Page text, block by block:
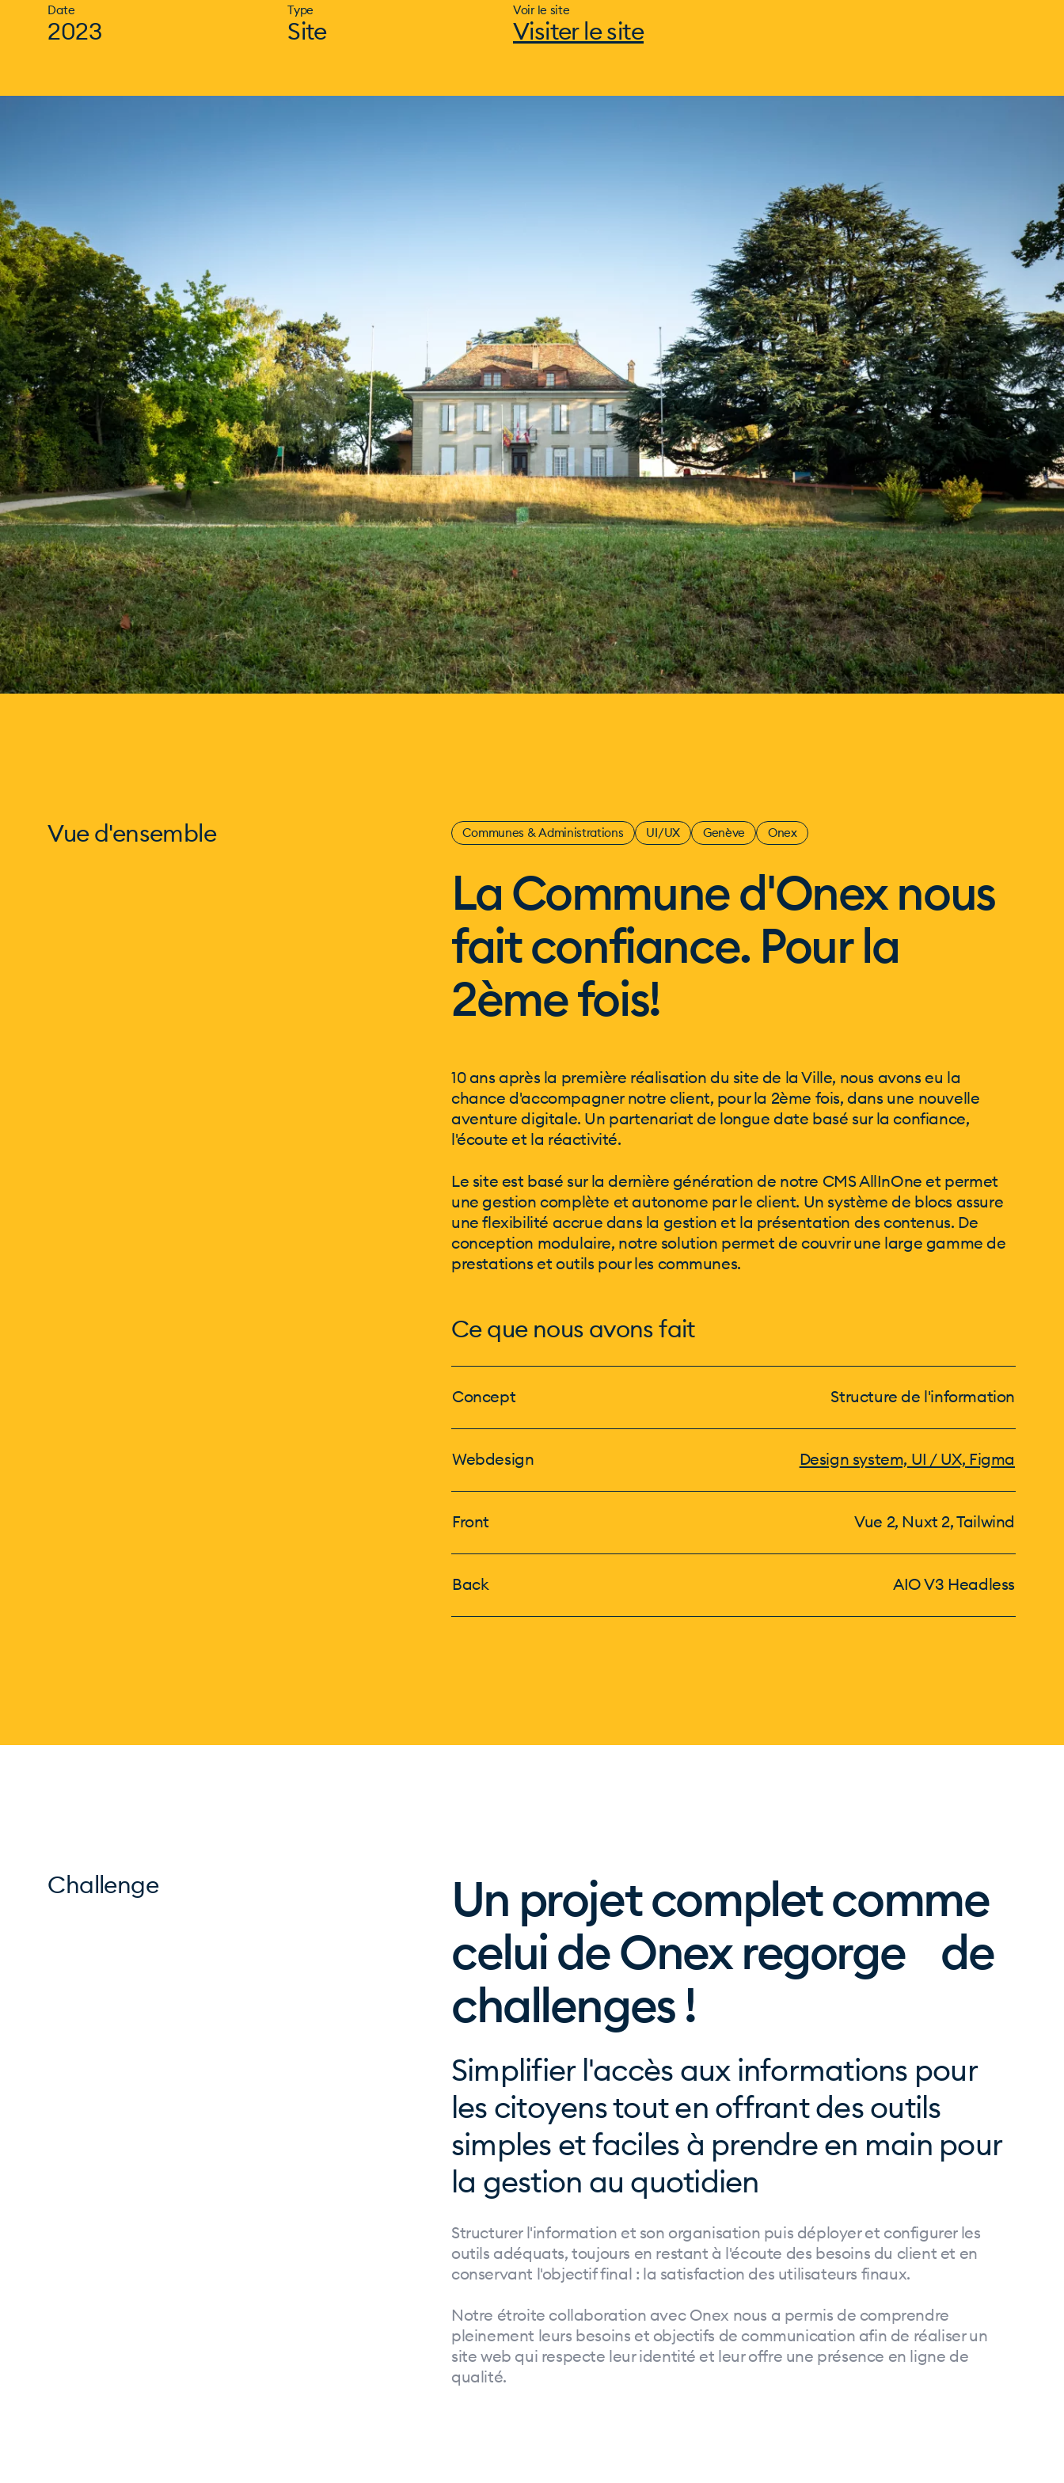
Date
2023
Type
Site
Voir le site
Visiter le site
Vue d'ensemble Communes & Administrations UI/UX Genève Onex
La Commune d'Onex nous
fait confiance. Pour la
2ème fois!
10 ans après la première réalisation du site de la Ville, nous avons eu la
chance d'accompagner notre client, pour la 2ème fois, dans une nouvelle
aventure digitale. Un partenariat de longue date basé sur la confiance,
l'écoute et la réactivité.
Le site est basé sur la dernière génération de notre CMS AllInOne et permet
une gestion complète et autonome par le client. Un système de blocs assure
une flexibilité accrue dans la gestion et la présentation des contenus. De
conception modulaire, notre solution permet de couvrir une large gamme de
prestations et outils pour les communes.
Ce que nous avons fait
Concept Structure de l'information
Webdesign Design system, UI / UX, Figma
Front Vue 2, Nuxt 2, Tailwind
Back AIO V3 Headless
Challenge
Un projet complet comme
celui de Onex regorge de
challenges !
Simplifier l'accès aux informations pour
les citoyens tout en offrant des outils
simples et faciles à prendre en main pour
la gestion au quotidien
Structurer l'information et son organisation puis déployer et configurer les
outils adéquats, toujours en restant à l'écoute des besoins du client et en
conservant l'objectif final : la satisfaction des utilisateurs finaux.
Notre étroite collaboration avec Onex nous a permis de comprendre
pleinement leurs besoins et objectifs de communication afin de réaliser un
site web qui respecte leur identité et leur offre une présence en ligne de
qualité.